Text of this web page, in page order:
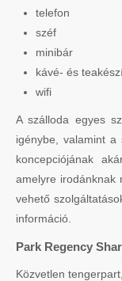
telefon
széf
minibár
kávé- és
wifi
A szálloda egyes
igénybe, valamint a
koncepciójának
amelyre irodánknak
vehető
információ.
Park Regency
Közvetlen